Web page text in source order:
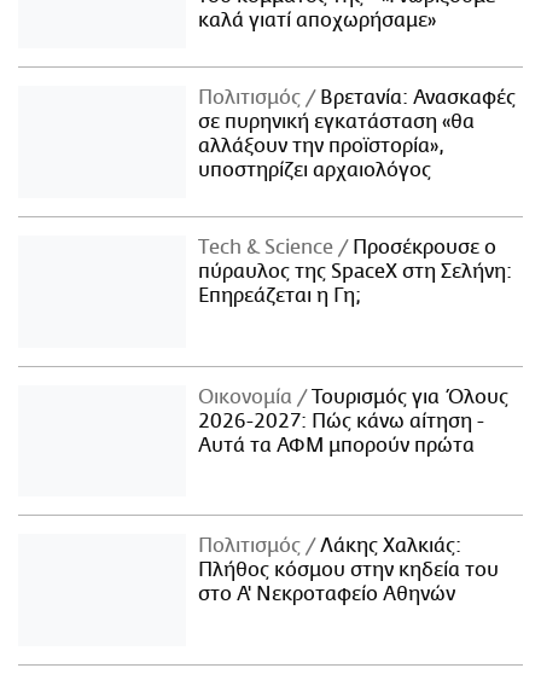
καλά γιατί αποχωρήσαμε»
Πολιτισμός
Βρετανία: Ανασκαφές
σε πυρηνική εγκατάσταση «θα
αλλάξουν την προϊστορία»,
υποστηρίζει αρχαιολόγος
Τech & Science
Προσέκρουσε ο
πύραυλος της SpaceX στη Σελήνη:
Επηρεάζεται η Γη;
Οικονομία
Τουρισμός για Όλους
2026-2027: Πώς κάνω αίτηση -
Αυτά τα ΑΦΜ μπορούν πρώτα
Πολιτισμός
Λάκης Χαλκιάς:
Πλήθος κόσμου στην κηδεία του
στο Α' Νεκροταφείο Αθηνών